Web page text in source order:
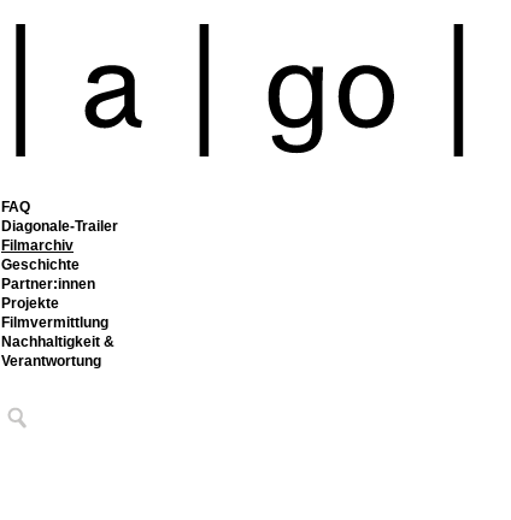
FAQ
Diagonale-Trailer
Filmarchiv
Geschichte
Partner:innen
Projekte
Filmvermittlung
Nachhaltigkeit &
Verantwortung